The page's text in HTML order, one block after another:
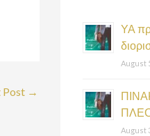
Post →
f
o
ΥΑ
August
August